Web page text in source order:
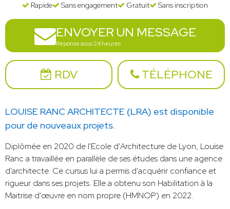
Rapide Sans engagement Gratuit Sans inscription
ENVOYER UN MESSAGE
Réponse sous 24 heures
RDV TÉLÉPHONE
LOUISE RANC ARCHITECTE (LRA) est disponible
pour de nouveaux projets.
Diplômée en 2020 de l'Ecole d'Architecture de Lyon, Louise
Ranc a travaillée en parallèle de ses études dans une agence
d'architecte. Ce cursus lui a permis d'acquérir confiance et
rigueur dans ses projets. Elle a obtenu son Habilitation à la
Maitrise d'œuvre en nom propre (HMNOP) en 2022.